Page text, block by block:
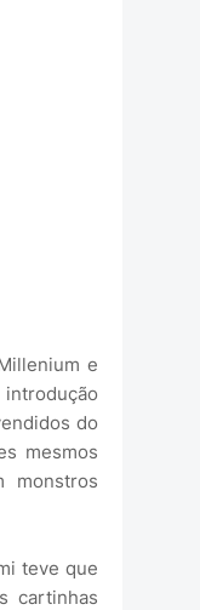
e
do
mesmos
monstros
teve que
cartinhas